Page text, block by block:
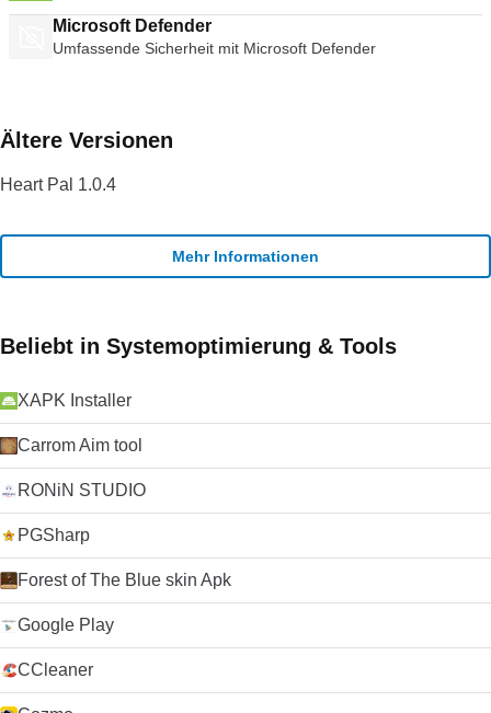
Microsoft Defender
Umfassende Sicherheit mit Microsoft Defender
Ältere Versionen
Heart Pal 1.0.4
Mehr Informationen
Beliebt in Systemoptimierung & Tools
XAPK Installer
Carrom Aim tool
RONiN STUDIO
PGSharp
Forest of The Blue skin Apk
Google Play
CCleaner